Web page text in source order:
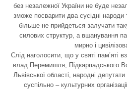
без незалежної України не буде
зможе посварити два сусідні
більше не прийдеться залучати
силових структур, а вшанування
мирно і
Слід наголосити, що у святі пам’яті
влад Перемишля, Підкарпадського
Львівської області, народні
суспільно – культурних